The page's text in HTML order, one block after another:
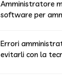
Amministratore
software per
Errori
evitarli con la